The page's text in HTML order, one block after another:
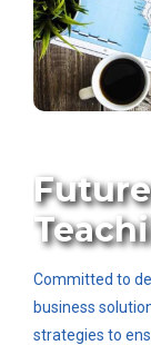
Committed to
business
strategies to